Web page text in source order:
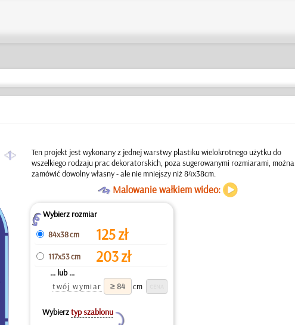
a
Ten projekt jest wykonany z jednej warstwy plastiku wielokrotnego użytku do
wszelkiego rodzaju prac dekoratorskich, poza sugerowanymi rozmiarami, można
zamówić dowolny własny - ale nie mniejszy niż 84x38cm.
OMalowanie wałkiem wideo:
ZWybierz rozmiar
84x38 cm
125zł
117x53 cm 203zł
... lub ...
twój wymiar
cm
Wybierztyp szablonu
Y